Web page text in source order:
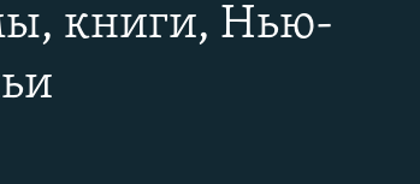
книги, Нью-